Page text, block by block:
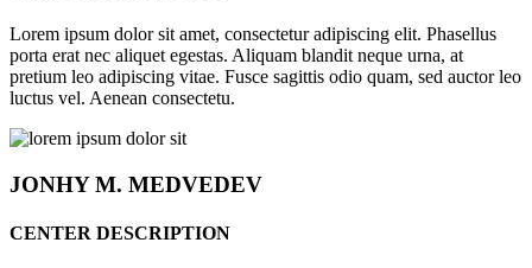
Lorem ipsum dolor sit amet, consectetur adipiscing elit. Phasellus
porta erat nec aliquet egestas. Aliquam blandit neque urna, at
pretium leo adipiscing vitae. Fusce sagittis odio quam, sed auctor leo
luctus vel. Aenean consectetu.
JONHYM. MEDVEDEV
CENTER DESCRIPTION